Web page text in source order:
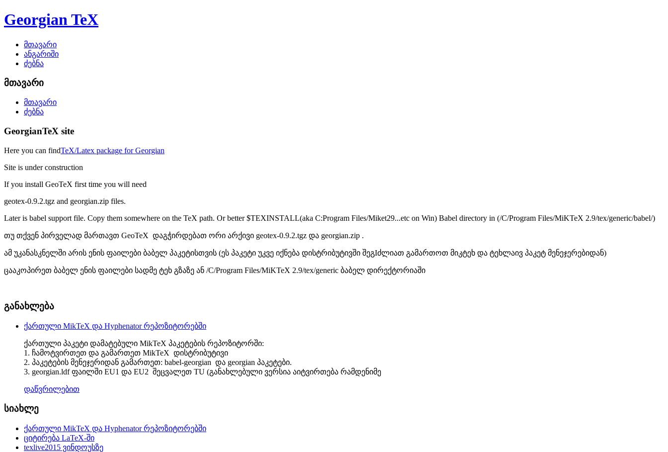
Georgian TeX
მთავარი
ანგარიში
ძებნა
მთავარი
მთავარი
ძებნა
GeorgianTeX site
Here you can findTeX/Latex package for Georgian
Site is under construction
If you install GeoTeX first time you will need
geotex-0.9.2.tgz and georgian.zip files.
Later is babel support file. Copy them somewhere on the TeX path. Or better $TEXINSTALL(aka C:Program Files/Miket29...etc on Win) Babel directory in (/C/Program Files/MiKTeX 2.9/tex/generic/babel/)
თუ თქვენ პირველად მართავთ GeoTeX დაგჭირდებათ ორი არქივი geotex-0.9.2.tgz და georgian.zip .
ამ უკანასკნელში არის ენის ფაილები ბაბელ პაკეტისთვის (ეს პაკეტი უკვე იქნება დისტრიბუტივში შეგIძლიათ გამართოთ მიკტეხ და ტეხლაივ პაკეტ მენეჯერებიდან)
ცააკოპირეთ ბაბელ ენის ფაილები სადმე ტეხ გზაზე ან /C/Program Files/MiKTeX 2.9/tex/generic ბაბელ დირექტორიაში
განახლება
ქართული MikTeX და Hyphenator რეპოზიტორებში
ქართული პაკეტი დამატებული MikTeX პაკეტების რეპოზიტორში:
1. ჩამოტვირთეთ და გამართეთ MikTeX დისტრიბუტივი
2. პაკეტების მენეჯერიდან გამართეთ: babel-georgian და georgian პაკეტები.
3. georgian.ldf ფაილში EU1 და EU2 შეცვალეთ TU (განახლებული ვერსია აიტვირთება რამდენიმე
დაწვრილებით
სიახლე
ქართული MikTeX და Hyphenator რეპოზიტორებში
ციტირება LaTeX-ში
texlive2015 ვინდოუსზე